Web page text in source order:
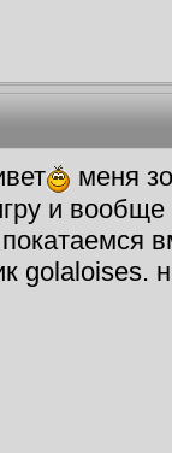
меня
и вообще
golaloises.